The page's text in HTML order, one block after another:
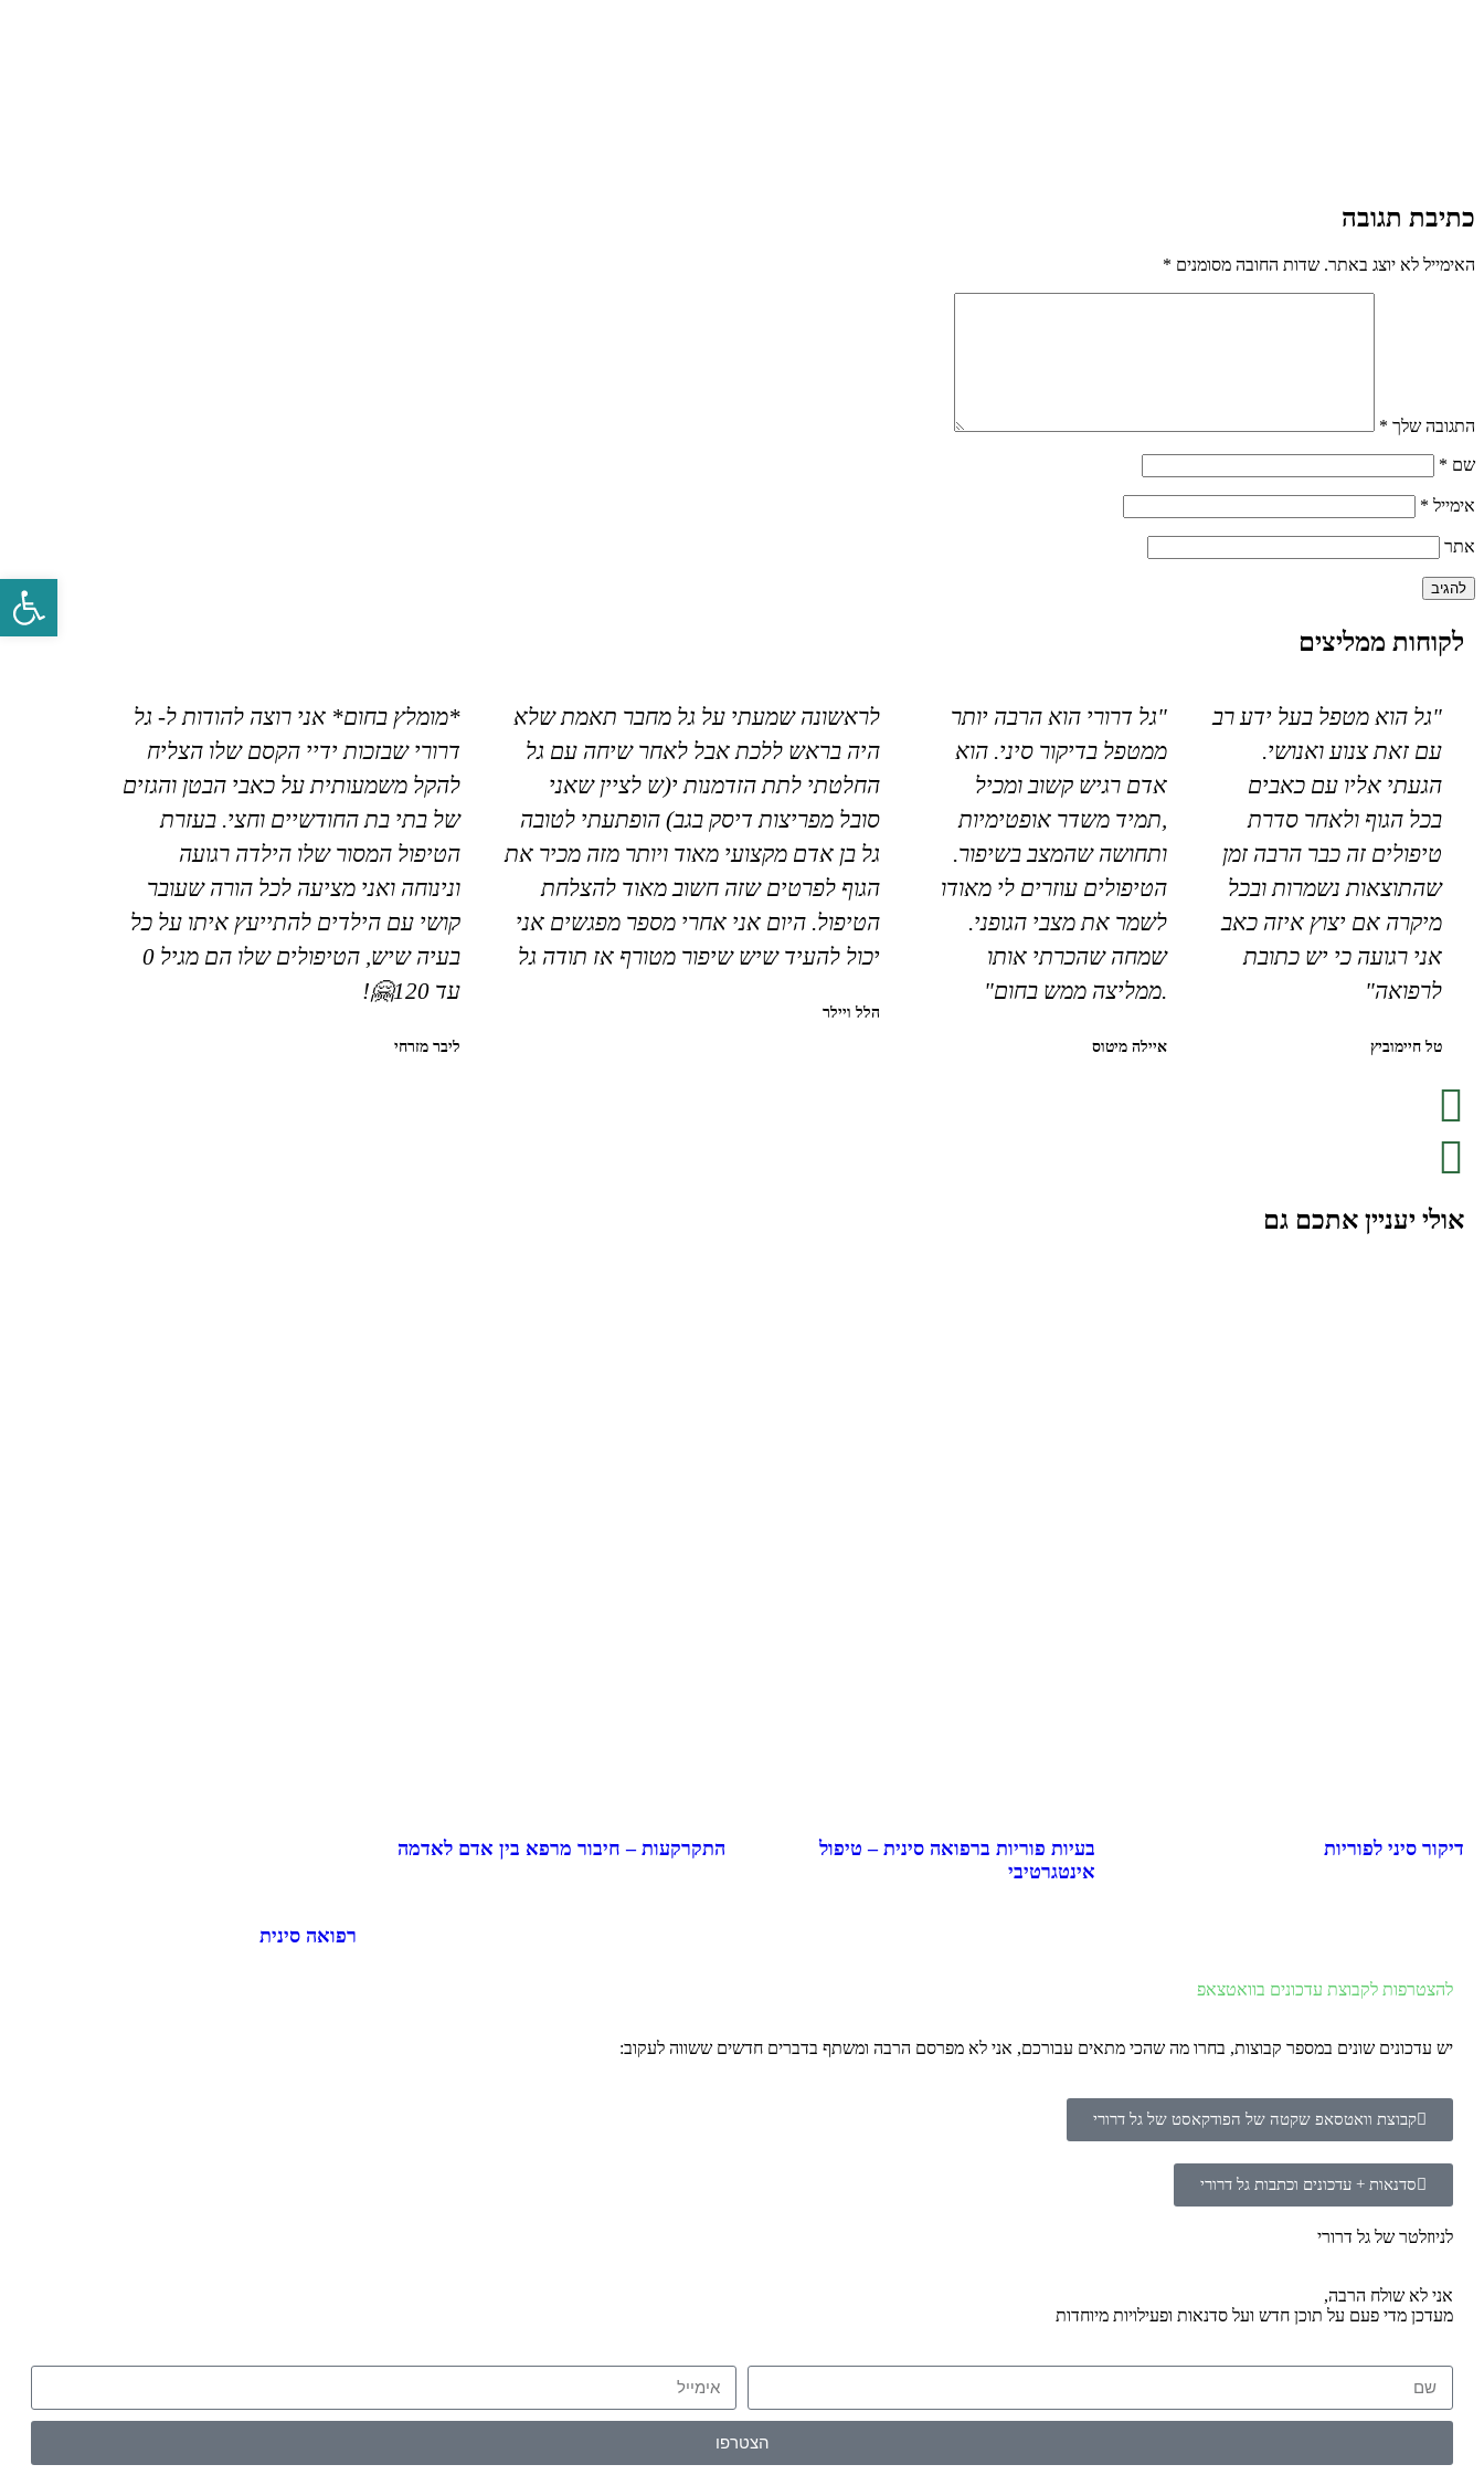
כתיבת תגובה
האימייל לא יוצג באתר. שדות החובה מסומנים *
התגובה שלך *
שם *
אימייל *
אתר
לקוחות ממליצים
"גל הוא מטפל בעל ידע רב
עם זאת צנוע ואנושי.
הגעתי אליו עם כאבים
בכל הגוף ולאחר סדרת
טיפולים זה כבר הרבה זמן
שהתוצאות נשמרות ובכל
מיקרה אם יצוץ איזה כאב
אני רגועה כי יש כתובת
לרפואה"
טל חיימוביץ
"גל דרורי הוא הרבה יותר
ממטפל בדיקור סיני. הוא
אדם רגיש קשוב ומכיל
,תמיד משדר אופטימיות
ותחושה שהמצב בשיפור.
הטיפולים עוזרים לי מאודו
לשמר את מצבי הגופני.
שמחה שהכרתי אותו
.ממליצה ממש בחום"
איילה מיטוס
לראשונה שמעתי על גל מחבר תאמת שלא
היה בראש ללכת אבל לאחר שיחה עם גל
החלטתי לתת הזדמנות י(ש לציין שאני
סובל מפריצות דיסק בגב) הופתעתי לטובה
גל בן אדם מקצועי מאוד ויותר מזה מכיר את
הגוף לפרטים שזה חשוב מאוד להצלחת
הטיפול. היום אני אחרי מספר מפגשים אני
יכול להעיד שיש שיפור מטורף אז תודה גל
הלל ויילר
*מומלץ בחום* אני רוצה להודות ל- גל
דרורי שבזכות ידיי הקסם שלו הצליח
להקל משמעותית על כאבי הבטן והגזים
של בתי בת החודשיים וחצי. בעזרת
הטיפול המסור שלו הילדה רגועה
ונינוחה ואני מציעה לכל הורה שעובר
קושי עם הילדים להתייעץ איתו על כל
בעיה שיש, הטיפולים שלו הם מגיל 0
עד 120🤗!
ליבר מזרחי
אולי יעניין אתכם גם
דיקור סיני לפוריות
בעיות פוריות ברפואה סינית – טיפול
אינטגרטיבי
התקרקעות – חיבור מרפא בין אדם לאדמה
רפואה סינית
להצטרפות לקבוצת עדכונים בוואטצאפ
יש עדכונים שונים במספר קבוצות, בחרו מה שהכי מתאים עבורכם, אני לא מפרסם הרבה ומשתף בדברים חדשים ששווה לעקוב:
קבוצת וואטסאפ שקטה של הפודקאסט של גל דרורי
סדנאות + עדכונים וכתבות גל דרורי
לניוזלטר של גל דרורי
אני לא שולח הרבה,
מעדכן מדי פעם על תוכן חדש ועל סדנאות ופעילויות מיוחדות
הצטרפו
פתח